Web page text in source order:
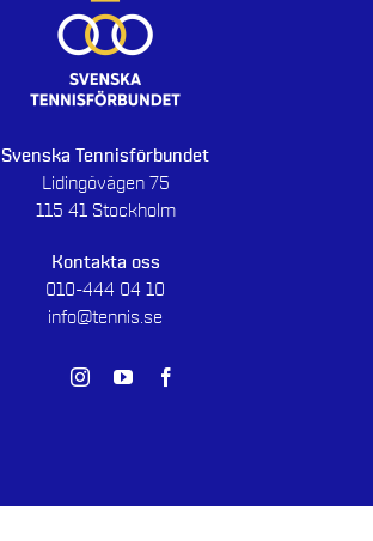
Svenska Tennisförbundet
Lidingövägen 75
115 41 Stockholm
Kontakta oss
010-444 04 10
info@tennis.se